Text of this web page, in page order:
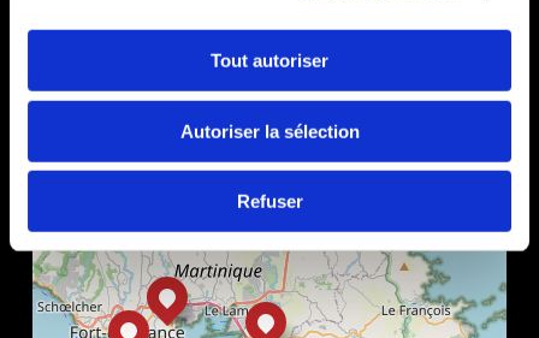
Tout autoriser
Autoriser la sélection
Refuser
+